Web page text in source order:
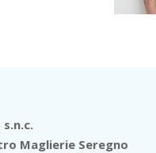
s.n.c.
Maglierie Seregno